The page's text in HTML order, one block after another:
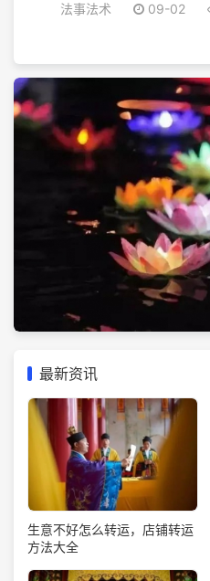
法事法术 09-02
最新资讯
生意不好怎么转运，店铺转运
方法大全